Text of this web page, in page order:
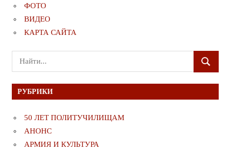
ФОТО
ВИДЕО
КАРТА САЙТА
Поиск
для:
ПОИСК
РУБРИКИ
50 ЛЕТ ПОЛИТУЧИЛИЩАМ
АНОНС
АРМИЯ И КУЛЬТУРА